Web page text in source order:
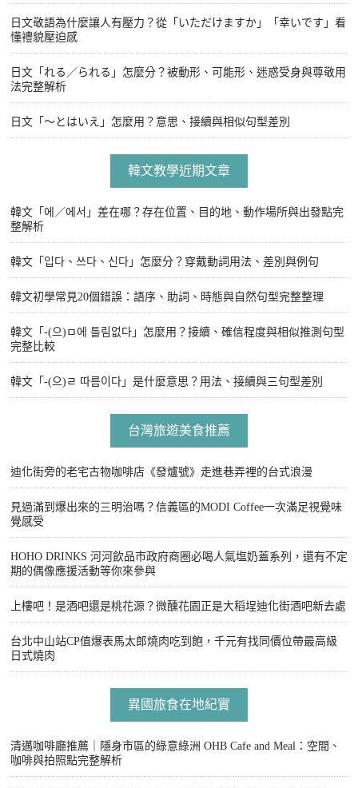
日文敬語為什麼讓人有壓力？從「いただけますか」「幸いです」看
懂禮貌壓迫感
日文「れる／られる」怎麼分？被動形、可能形、迷惑受身與尊敬用
法完整解析
日文「〜とはいえ」怎麼用？意思、接續與相似句型差別
韓文教學近期文章
韓文「에／에서」差在哪？存在位置、目的地、動作場所與出發點完
整解析
韓文「입다、쓰다、신다」怎麼分？穿戴動詞用法、差別與例句
韓文初學常見20個錯誤：語序、助詞、時態與自然句型完整整理
韓文「-(으)ㅁ에 틀림없다」怎麼用？接續、確信程度與相似推測句型
完整比較
韓文「-(으)ㄹ 따름이다」是什麼意思？用法、接續與三句型差別
台灣旅遊美食推薦
迪化街旁的老宅古物咖啡店《發爐號》走進巷弄裡的台式浪漫
見過滿到爆出來的三明治嗎？信義區的MODI Coffee一次滿足視覺味
覺感受
HOHO DRINKS 河河飲品市政府商圈必喝人氣塩奶蓋系列，還有不定
期的偶像應援活動等你來參與
上樓吧！是酒吧還是桃花源？微醺花園正是大稻埕迪化街酒吧新去處
台北中山站CP值爆表馬太郎燒肉吃到飽，千元有找同價位帶最高級
日式燒肉
異國旅食在地紀實
清邁咖啡廳推薦｜隱身市區的綠意綠洲 OHB Cafe and Meal：空間、
咖啡與拍照點完整解析